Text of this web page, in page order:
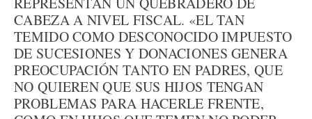
CABEZA A NIVEL FISCAL. «EL TAN
TEMIDO COMO DESCONOCIDO IMPUESTO
DE SUCESIONES Y DONACIONES GENERA
PREOCUPACIÓN TANTO EN PADRES, QUE
NO QUIEREN QUE SUS HIJOS TENGAN
PROBLEMAS PARA HACERLE FRENTE,